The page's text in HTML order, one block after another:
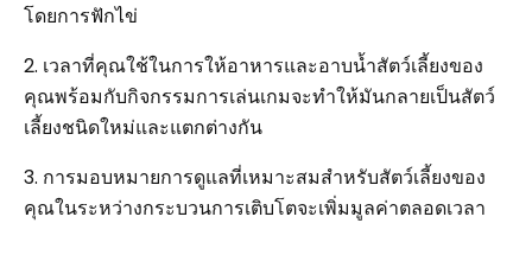
โดยการฟักไข่
2. เวลาที่คุณใช้ในการให้อาหารและอาบน้ำสัตว์เลี้ยงของ
คุณพร้อมกับกิจกรรมการเล่นเกมจะทำให้มันกลายเป็นสัตว์
เลี้ยงชนิดใหม่และแตกต่างกัน
3. การมอบหมายการดูแลที่เหมาะสมสำหรับสัตว์เลี้ยงของ
คุณในระหว่างกระบวนการเติบโตจะเพิ่มมูลค่าตลอดเวลา